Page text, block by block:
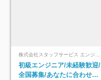
初級エンジニア/未経験歓迎/
全国募集/あなたに合わせた